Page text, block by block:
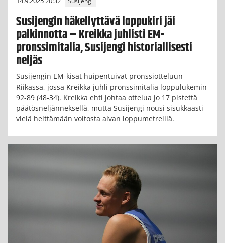
Susijengin häkellyttävä loppukiri jäi
palkinnotta – Kreikka juhlisti EM-
pronssimitalia, Susijengi historiallisesti
neljäs
Susijengin EM-kisat huipentuivat pronssiotteluun
Riikassa, jossa Kreikka juhli pronssimitalia loppulukemin
92-89 (48-34). Kreikka ehti johtaa ottelua jo 17 pistettä
päätösneljänneksellä, mutta Susijengi nousi sisukkaasti
vielä heittämään voitosta aivan loppumetreillä.